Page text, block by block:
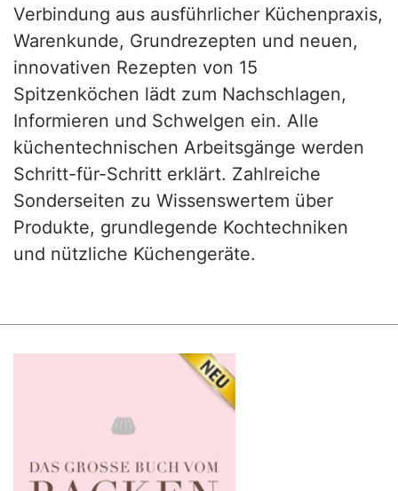
Verbindung aus ausführlicher Küchenpraxis,
Warenkunde, Grundrezepten und neuen,
innovativen Rezepten von 15
Spitzenköchen lädt zum Nachschlagen,
Informieren und Schwelgen ein. Alle
küchentechnischen Arbeitsgänge werden
Schritt-für-Schritt erklärt. Zahlreiche
Sonderseiten zu Wissenswertem über
Produkte, grundlegende Kochtechniken
und nützliche Küchengeräte.